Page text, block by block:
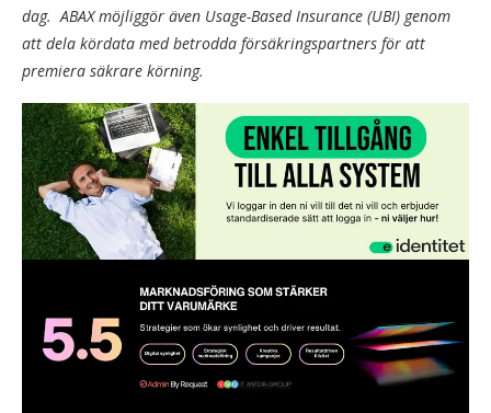
dag. ABAX möjliggör även Usage-Based Insurance (UBI) genom
att dela kördata med betrodda försäkringspartners för att
premiera säkrare körning.